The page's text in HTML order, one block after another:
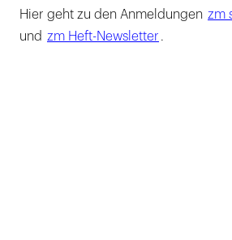
Hier geht zu den Anmeldungen zm
und zm Heft-Newsletter .